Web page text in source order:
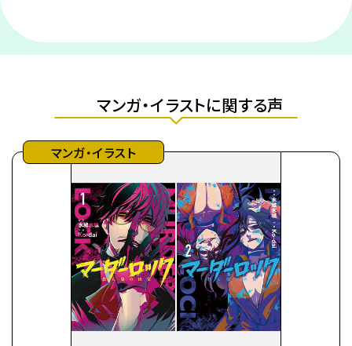
マンガ・イラストに関する声
マンガ・イラスト